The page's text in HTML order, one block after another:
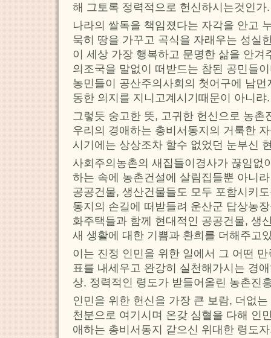
해 그토록 정력적으로 헌신하시는것인가.
나라의 쌀독을 책임졌다는 자각을 안고
묵히 땅을 가꾸고 곡식을 자래우는 성실
이 세상 가장 행복하고 문명한 삶을 안겨
의조국을 말없이 떠받드는 참된 공민들
농민들이 공산주의사회의 첫어구에 남
동한 의지를 지니고계시기때문이 아니랴.
그렇듯 숭고한 뜻, 고귀한 헌신으로 농촌
우리의 경애하는 총비서동지의 거룩한
시기에는 상상조차 할수 없었던 눈부신
사회주의농촌의 새집들이경사가 끊임없
하는 속에 농촌건설에 살림집들뿐 아니
공공건물, 생산건물들도 모두 포함시키
동지의 손길에 떠받들려 운산군 답상농
화주택들과 함께 현대적인 공공건물, 생
새 생활에 대한 기쁨과 환희를 더해주고
이는 진정 인민을 위한 일에서 그 어떤
표를 내세우고 완강히 실천해가시는 경
상, 정력적인 령도가 받들어올린 농촌진
인민을 위한 헌신을 가장 큰 보람, 더없
천분으로 여기시며 온갖 심혈을 다해 인
애하는 총비서동지 같으신 위대한 령도